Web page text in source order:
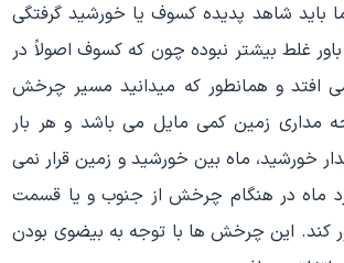
باید شاهد پدیده کسوف یا خورشید گرفتگی
غلط بیشتر نبوده چون که کسوف اصولاً در
افتد و همانطور که میدانید مسیر چرخش
مداری زمین کمی مایل می باشد و هر بار
خورشید، ماه بین خورشید و زمین قرار نمی
ماه در هنگام چرخش از جنوب و یا قسمت
کند. این چرخش ها با توجه به بیضوی بودن